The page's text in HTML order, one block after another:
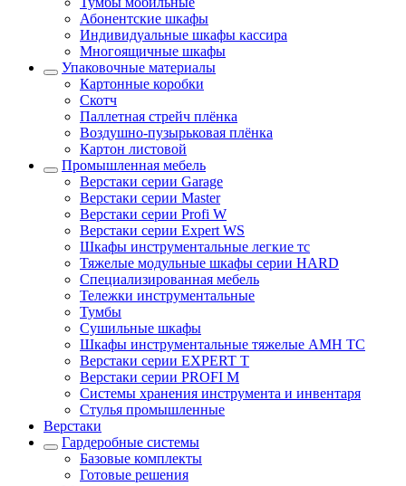
Абонентские шкафы
Индивидуальные шкафы кассира
Многоящичные шкафы
Упаковочные материалы
Картонные коробки
Скотч
Паллетная стрейч плёнка
Воздушно-пузырьковая плёнка
Картон листовой
Промышленная мебель
Верстаки серии Garage
Верстаки серии Master
Верстаки серии Profi W
Верстаки серии Expert WS
Шкафы инструментальные легкие тс
Тяжелые модульные шкафы серии HARD
Cпециализированная мебель
Тележки инструментальные
Тумбы
Cушильные шкафы
Шкафы инструментальные тяжелые AMH TC
Верстаки серии EXPERT T
Верстаки серии PROFI M
Системы хранения инструмента и инвентаря
Стулья промышленные
Верстаки
Гардеробные системы
Базовые комплекты
Готовые решения